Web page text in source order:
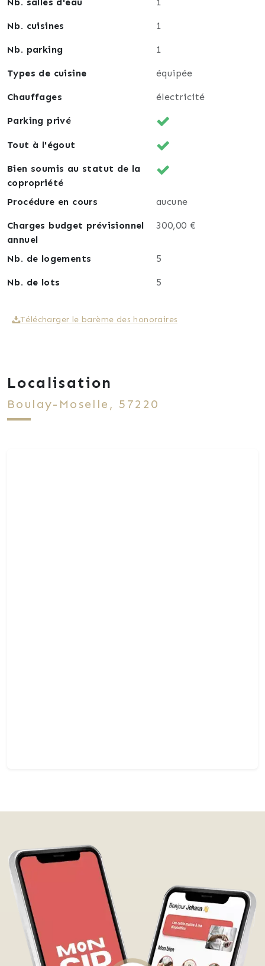
Nb. cuisines 1
Nb. parking 1
Types de cuisine équipée
Chauffages électricité
Parking privé
Tout à l'égout
Bien soumis au statut de la
copropriété
Procédure en cours
aucune
Charges budget prévisionnel
annuel
300,00 €
Nb. de logements 5
Nb. de lots 5
Télécharger le barème des honoraires
Localisation
Boulay-Moselle, 57220